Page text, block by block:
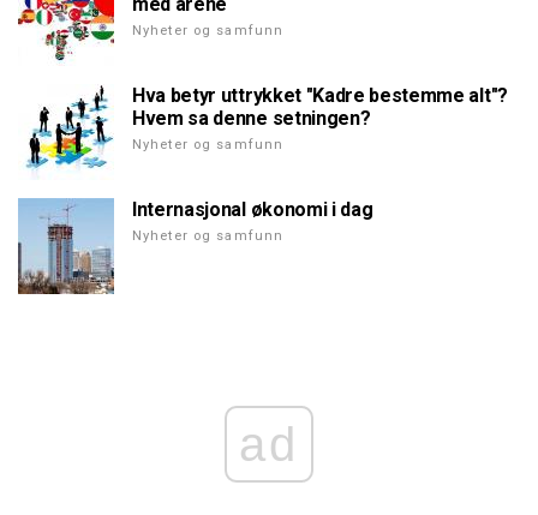
Nyheter og samfunn
Hva betyr uttrykket "Kadre bestemme alt"?
Hvem sa denne setningen?
Nyheter og samfunn
Internasjonal økonomi i dag
Nyheter og samfunn
ad